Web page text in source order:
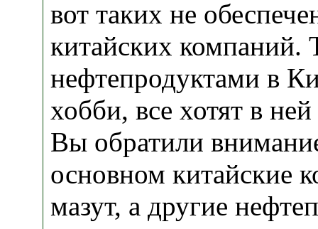
вот таких не
китайских компаний.
нефтепродуктами в
хобби, все хотят в
Вы обратили
основном китайские
мазут, а другие